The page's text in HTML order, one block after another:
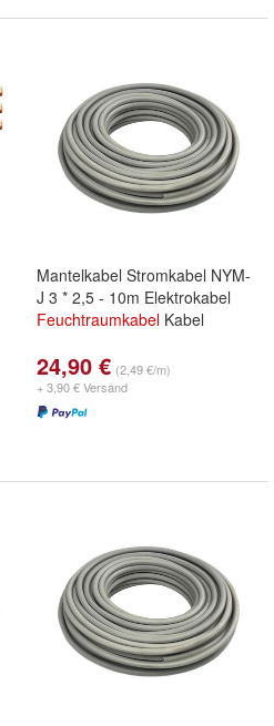
Mantelkabel Stromkabel NYM-
J 3 * 2,5 - 10m Elektrokabel
Feuchtraumkabel Kabel
24,90 € (2,49 €/m)
+ 3,90 € Versand